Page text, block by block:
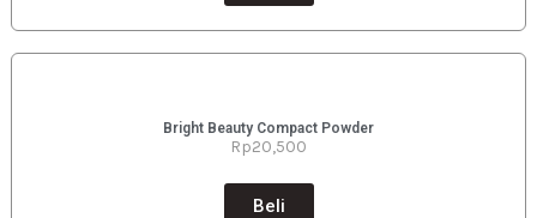
Bright Beauty Compact Powder
Rp20,500
Beli